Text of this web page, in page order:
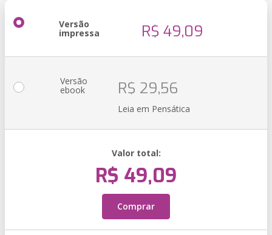
Versão
impressa R$ 49,09
Versão
ebook R$ 29,56
Leia em Pensática
Valor total:
R$ 49,09
Comprar